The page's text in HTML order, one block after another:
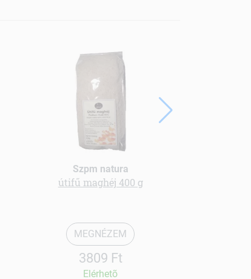
Szpm natura
útifű maghéj 400 g
MEGNÉZEM
3809 Ft
Elérhetõ